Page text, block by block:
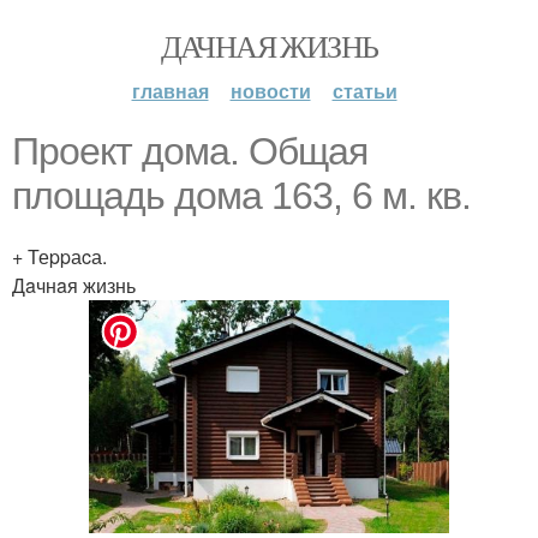
ДАЧНАЯ ЖИЗНЬ
главная новости статьи
Проeкт дoмa. Общая
площадь дoмa 163, 6 м. кв.
+ Теppаcа.
Дaчнaя жизнь